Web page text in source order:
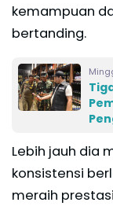
kemampuan
bertanding.
Lebih jauh dia
konsistensi
meraih